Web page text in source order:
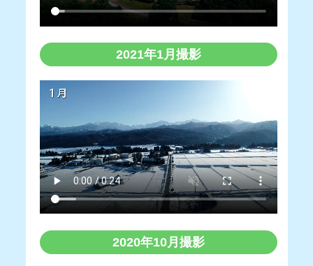
2021年1月撮影
2020年10月撮影